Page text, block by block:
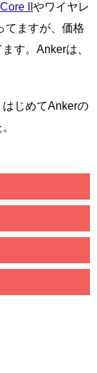
II やワイヤレ
てますが、価格
す。Ankerは、
じめてAnkerの